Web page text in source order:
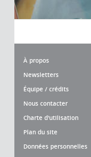
À propos
Newsletters
Équipe / crédits
Nous contacter
Charte d'utilisation
Plan du site
Données personnelles